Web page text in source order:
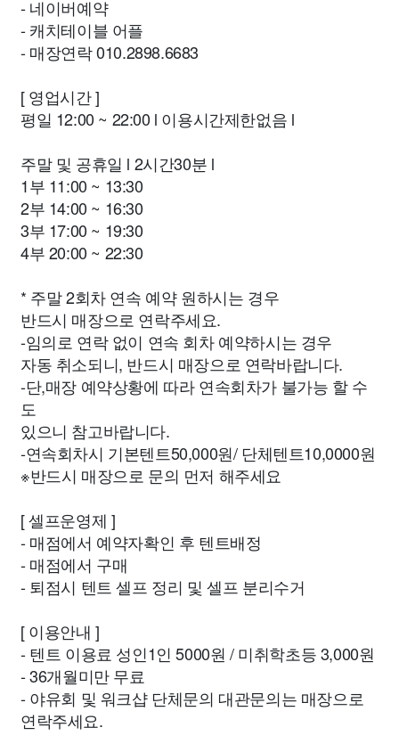
- 네이버예약
- 캐치테이블 어플
- 매장연락 010.2898.6683
[ 영업시간 ]
평일 12:00 ~ 22:00 l 이용시간제한없음 l
주말 및 공휴일 l 2시간30분 l
1부 11:00 ~ 13:30
2부 14:00 ~ 16:30
3부 17:00 ~ 19:30
4부 20:00 ~ 22:30
* 주말 2회차 연속 예약 원하시는 경우
반드시 매장으로 연락주세요.
-임의로 연락 없이 연속 회차 예약하시는 경우
자동 취소되니, 반드시 매장으로 연락바랍니다.
-단,매장 예약상황에 따라 연속회차가 불가능 할 수
도
있으니 참고바랍니다.
-연속회차시 기본텐트50,000원/ 단체텐트10,0000원
※반드시 매장으로 문의 먼저 해주세요
[ 셀프운영제 ]
- 매점에서 예약자확인 후 텐트배정
- 매점에서 구매
- 퇴점시 텐트 셀프 정리 및 셀프 분리수거
[ 이용안내 ]
- 텐트 이용료 성인1인 5000원 / 미취학초등 3,000원
- 36개월미만 무료
- 야유회 및 워크샵 단체문의 대관문의는 매장으로
연락주세요.